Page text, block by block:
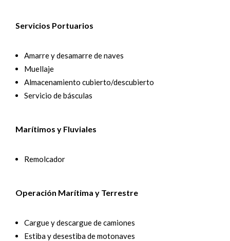
Servicios Portuarios
Amarre y desamarre de naves
Muellaje
Almacenamiento cubierto/descubierto
Servicio de básculas
Marítimos y Fluviales
Remolcador
Operación Marítima y Terrestre
Cargue y descargue de camiones
Estiba y desestiba de motonaves